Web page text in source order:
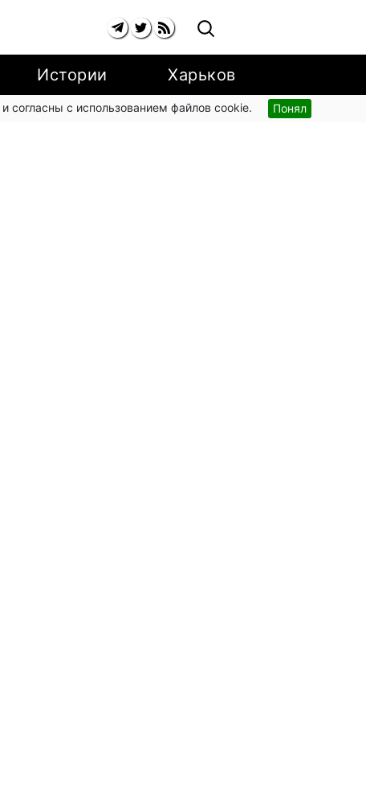
Истории Харьков
и согласны с использованием файлов cookie. Понял